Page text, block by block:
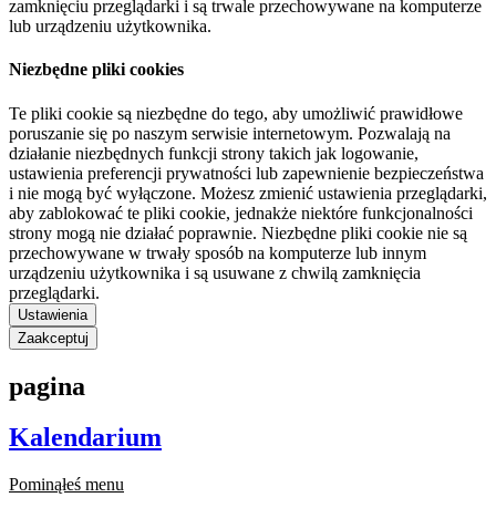
zamknięciu przeglądarki i są trwale przechowywane na komputerze
lub urządzeniu użytkownika.
Niezbędne pliki cookies
Te pliki cookie są niezbędne do tego, aby umożliwić prawidłowe
poruszanie się po naszym serwisie internetowym. Pozwalają na
działanie niezbędnych funkcji strony takich jak logowanie,
ustawienia preferencji prywatności lub zapewnienie bezpieczeństwa
i nie mogą być wyłączone. Możesz zmienić ustawienia przeglądarki,
aby zablokować te pliki cookie, jednakże niektóre funkcjonalności
strony mogą nie działać poprawnie. Niezbędne pliki cookie nie są
przechowywane w trwały sposób na komputerze lub innym
urządzeniu użytkownika i są usuwane z chwilą zamknięcia
przeglądarki.
Ustawienia
Zaakceptuj
pagina
Kalendarium
Pominąłeś menu